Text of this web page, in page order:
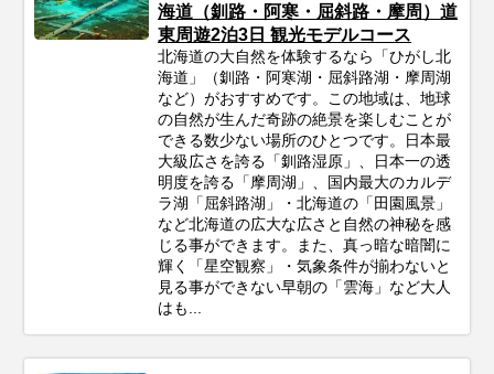
海道（釧路・阿寒・屈斜路・摩周）道
東周遊2泊3日 観光モデルコース
北海道の大自然を体験するなら「ひがし北
海道」（釧路・阿寒湖・屈斜路湖・摩周湖
など）がおすすめです。この地域は、地球
の自然が生んだ奇跡の絶景を楽しむことが
できる数少ない場所のひとつです。日本最
大級広さを誇る「釧路湿原」、日本一の透
明度を誇る「摩周湖」、国内最大のカルデ
ラ湖「屈斜路湖」・北海道の「田園風景」
など北海道の広大な広さと自然の神秘を感
じる事ができます。また、真っ暗な暗闇に
輝く「星空観察」・気象条件が揃わないと
見る事ができない早朝の「雲海」など大人
はも...